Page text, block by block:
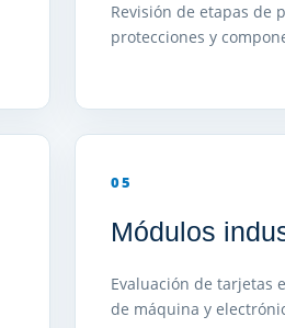
Revisión de etapas de
protecciones y
05
Módulos
Evaluación de tarjetas
de máquina y